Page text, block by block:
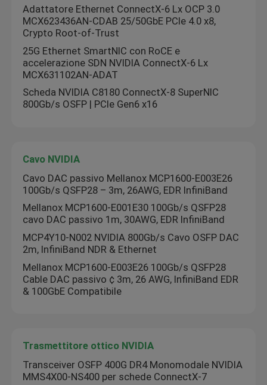
Contattaci
Notizie
Casi
Modulo ricetrasmettitore ottico
Commutatore di rete di Mellanox
Scheda di rete di Mellanox
Cavo Mellanox
Nvidia Network Switch
Adattatore Ethernet ConnectX-6 Lx OCP 3.0
MCX623436AN-CDAB 25/50GbE PCIe 4.0 x8,
Crypto Root-of-Trust
25G Ethernet SmartNIC con RoCE e
accelerazione SDN NVIDIA ConnectX-6 Lx
MCX631102AN-ADAT
Scheda NVIDIA C8180 ConnectX-8 SuperNIC
800Gb/s OSFP | PCIe Gen6 x16
Cavo NVIDIA
Cavo DAC passivo Mellanox MCP1600-E003E26
100Gb/s QSFP28 – 3m, 26AWG, EDR InfiniBand
Mellanox MCP1600-E001E30 100Gb/s QSFP28
cavo DAC passivo 1m, 30AWG, EDR InfiniBand
MCP4Y10-N002 NVIDIA 800Gb/s Cavo OSFP DAC
2m, InfiniBand NDR & Ethernet
Mellanox MCP1600-E003E26 100Gb/s QSFP28
Cable DAC passivo ¢ 3m, 26 AWG, InfiniBand EDR
& 100GbE Compatibile
Trasmettitore ottico NVIDIA
Transceiver OSFP 400G DR4 Monomodale NVIDIA
MMS4X00-NS400 per schede ConnectX-7